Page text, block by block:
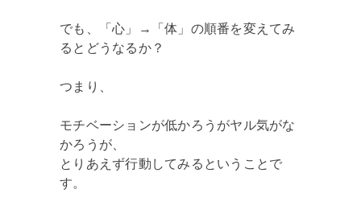
でも、「心」→「体」の順番を変えてみ
るとどうなるか？
つまり、
モチベーションが低かろうがヤル気がな
かろうが、
とりあえず行動してみるということで
す。